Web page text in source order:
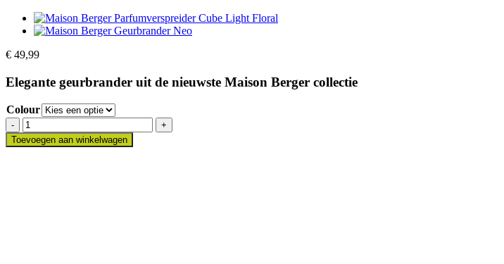
€ 49,99
Elegante geurbrander uit de nieuwste Maison Berger collectie
Colour
Maison
Berger
Geurbrander
Toevoegen aan winkelwagen